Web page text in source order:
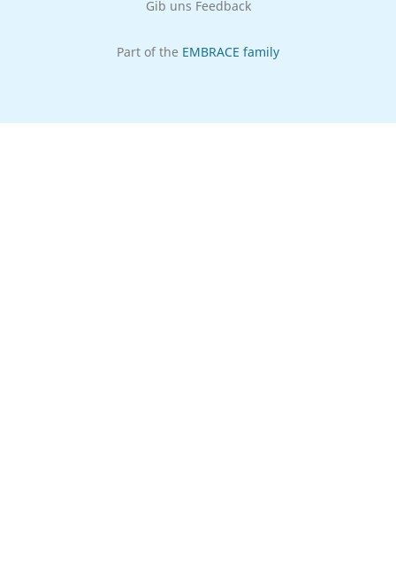
Gib uns Feedback
Part of the EMBRACE family